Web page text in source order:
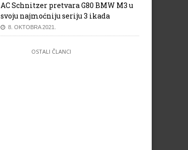
AC Schnitzer pretvara G80 BMW M3 u
svoju najmoćniju seriju 3 ikada
8. OKTOBRA 2021.
OSTALI ČLANCI